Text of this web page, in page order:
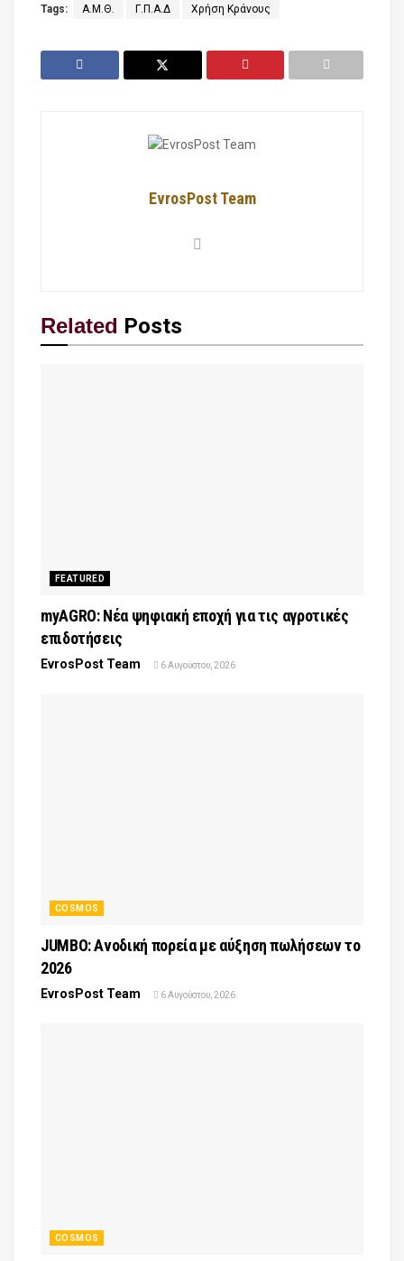
Tags: Α.Μ.Θ. Γ.Π.Α.Δ Χρήση Κράνους
EvrosPost Team
Related Posts
FEATURED
myAGRO: Νέα ψηφιακή εποχή για τις αγροτικές
επιδοτήσεις
EvrosPost Team 6 Αυγούστου, 2026
COSMOS
JUMBO: Ανοδική πορεία με αύξηση πωλήσεων το
2026
EvrosPost Team 6 Αυγούστου, 2026
COSMOS